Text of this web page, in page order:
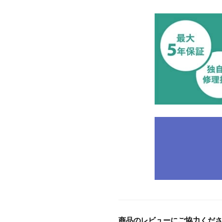
商品のレビューにご協力くだ